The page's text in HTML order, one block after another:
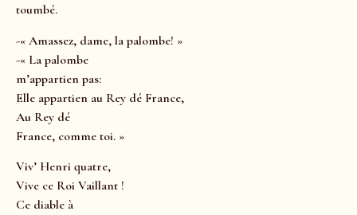
toumbé.
-« Amassez, dame, la palombe! »
-« La palombe
m’appartien pas:
Elle appartien au Rey dé France,
Au Rey dé
France, comme toi. »
Viv’ Henri quatre,
Vive ce Roi Vaillant !
Ce diable à